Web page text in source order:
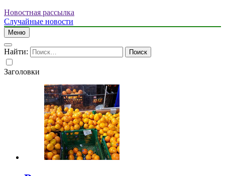
Новостная рассылка
Случайные новости
Меню
Найти:
Заголовки